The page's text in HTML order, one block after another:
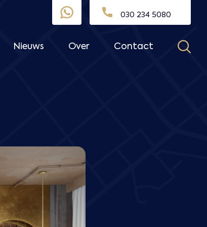
030 234 5080
Nieuws Over Contact